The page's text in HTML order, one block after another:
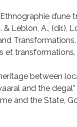
& Leblon, A., (dir.),
et
between
and the degal”
and the State,